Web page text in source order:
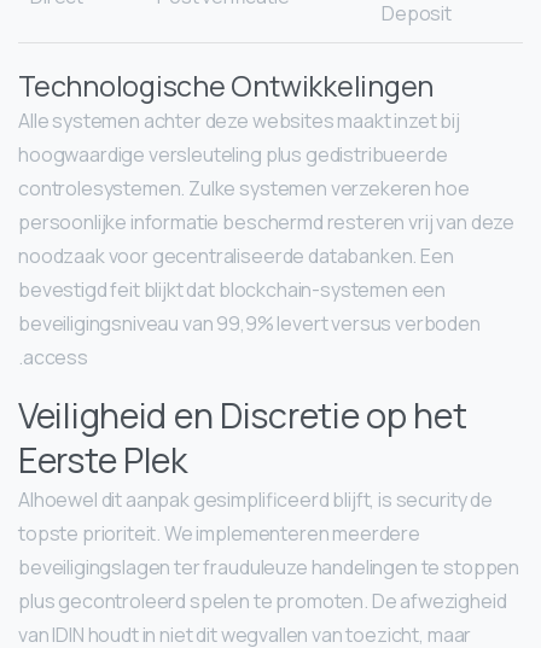
Deposit
Technologische Ontwikkelingen
Alle systemen achter deze websites maakt inzet bij
hoogwaardige versleuteling plus gedistribueerde
controlesystemen. Zulke systemen verzekeren hoe
persoonlijke informatie beschermd resteren vrij van deze
noodzaak voor gecentraliseerde databanken. Een
bevestigd feit blijkt dat blockchain-systemen een
beveiligingsniveau van 99,9% levert versus verboden
access.
Veiligheid en Discretie op het
Eerste Plek
Alhoewel dit aanpak gesimplificeerd blijft, is security de
topste prioriteit. We implementeren meerdere
beveiligingslagen ter frauduleuze handelingen te stoppen
plus gecontroleerd spelen te promoten. De afwezigheid
van IDIN houdt in niet dit wegvallen van toezicht, maar